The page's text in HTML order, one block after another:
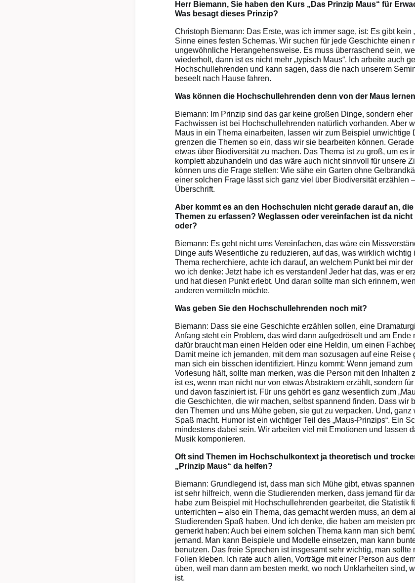
Herr Biemann, Sie haben den Kurs „Das Prinzip Maus“ für
Was besagt dieses Prinzip?
Christoph Biemann: Das Erste, was ich immer sage, ist: Es gibt kein
Sinne eines festen Schemas. Wir suchen für jede Geschichte einen
ungewöhnliche Herangehensweise. Es muss überraschend sein,
wiederholt, dann ist es nicht mehr „typisch Maus“. Ich arbeite auch
Hochschullehrenden und kann sagen, dass die nach unserem
beseelt nach Hause fahren.
Was können die Hochschullehrenden denn von der Maus
Biemann: Im Prinzip sind das gar keine großen Dinge, sondern
Fachwissen ist bei Hochschullehrenden natürlich vorhanden. Aber
Maus in ein Thema einarbeiten, lassen wir zum Beispiel unwichtige
grenzen die Themen so ein, dass wir sie bearbeiten können.
etwas über Biodiversität zu machen. Das Thema ist zu groß, um es
komplett abzuhandeln und das wäre auch nicht sinnvoll für unsere
können uns die Frage stellen: Wie sähe ein Garten ohne
einer solchen Frage lässt sich ganz viel über Biodiversität erzählen
Überschrift.
Aber kommt es an den Hochschulen nicht gerade darauf an,
Themen zu erfassen? Weglassen oder vereinfachen ist da
oder?
Biemann: Es geht nicht ums Vereinfachen, das wäre ein
Dinge aufs Wesentliche zu reduzieren, auf das, was wirklich wichtig
Thema recherchiere, achte ich darauf, an welchem Punkt bei mir
wo ich denke: Jetzt habe ich es verstanden! Jeder hat das, was er
und hat diesen Punkt erlebt. Und daran sollte man sich erinnern,
anderen vermitteln möchte.
Was geben Sie den Hochschullehrenden noch mit?
Biemann: Dass sie eine Geschichte erzählen sollen, eine
Anfang steht ein Problem, das wird dann aufgedröselt und am Ende
dafür braucht man einen Helden oder eine Heldin, um einen
Damit meine ich jemanden, mit dem man sozusagen auf eine Reise
man sich ein bisschen identifiziert. Hinzu kommt: Wenn jemand
Vorlesung hält, sollte man merken, was die Person mit den Inhalten
ist es, wenn man nicht nur von etwas Abstraktem erzählt, sondern
und davon fasziniert ist. Für uns gehört es ganz wesentlich zum
die Geschichten, die wir machen, selbst spannend finden. Dass wir
den Themen und uns Mühe geben, sie gut zu verpacken. Und, ganz
Spaß macht. Humor ist ein wichtiger Teil des „Maus-Prinzips“. Ein
mindestens dabei sein. Wir arbeiten viel mit Emotionen und lassen
Musik komponieren.
Oft sind Themen im Hochschulkontext ja theoretisch und
„Prinzip Maus“ da helfen?
Biemann: Grundlegend ist, dass man sich Mühe gibt, etwas
ist sehr hilfreich, wenn die Studierenden merken, dass jemand für
habe zum Beispiel mit Hochschullehrenden gearbeitet, die Statistik
unterrichten – also ein Thema, das gemacht werden muss, an dem
Studierenden Spaß haben. Und ich denke, die haben am meisten
gemerkt haben: Auch bei einem solchen Thema kann man sich
jemand. Man kann Beispiele und Modelle einsetzen, man kann
benutzen. Das freie Sprechen ist insgesamt sehr wichtig, man sollte
Folien kleben. Ich rate auch allen, Vorträge mit einer Person aus
üben, weil man dann am besten merkt, wo noch Unklarheiten sind,
ist.